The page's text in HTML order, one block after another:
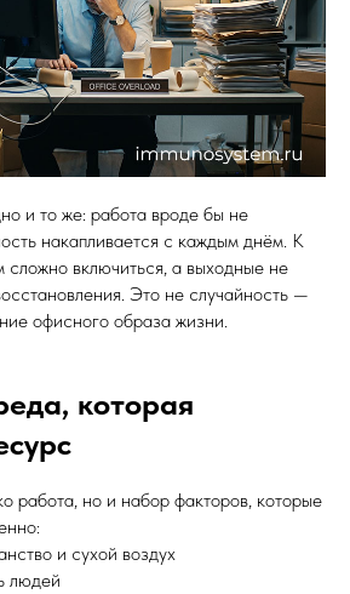
и то же: работа вроде бы не
накапливается с каждым днём. К
сложно включиться, а выходные не
Это не случайность —
офисного образа жизни.
которая
работа, но и набор факторов, которые
и сухой воздух
людей